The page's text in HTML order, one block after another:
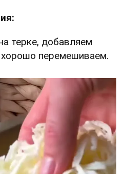
терке, добавляем
хорошо перемешиваем.